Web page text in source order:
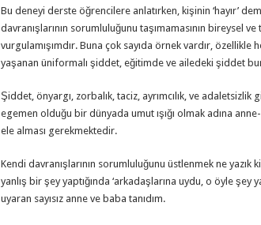
Bu deneyi derste öğrencilere anlatırken, kişinin ‘hayır’
davranışlarının sorumluluğunu taşımamasının bireysel
vurgulamışımdır. Buna çok sayıda örnek vardır,
yaşanan üniformalı şiddet, eğitimde ve ailedeki şiddet
Şiddet, önyargı, zorbalık, taciz, ayrımcılık, ve
egemen olduğu bir dünyada umut ışığı olmak adına
ele alması gerekmektedir.
Kendi davranışlarının sorumluluğunu üstlenmek ne
yanlış bir şey yaptığında ‘arkadaşlarına uydu, o öyle şey
uyaran sayısız anne ve baba tanıdım.